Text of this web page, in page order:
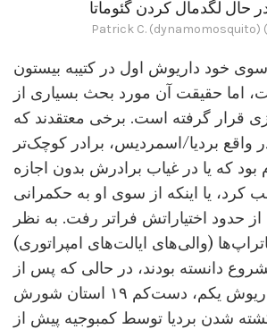
حال لگدمال کردن گئوماتا
Patrick C. (dynamomosquito)
خود داریوش اول در کتیبه بیستون
اما حقیقت آن مورد بحث بسیاری از
قرار گرفته است. برخی معتقدند که
واقع بردیا/اسمردیس، برادر کوچک‌تر
بود که یا در غیاب برادرش بدون اجازه
یا اینکه از سوی او به حکمرانی
حدود اختیاراتش فراتر رفت. به نظر
(والی‌های ایالت‌های امپراتوری)
دانسته بودند، در حالی که پس از
ترور او توسط داریوش یکم، دست‌کم ۱۹ استان شورش
شدن بردیا توسط کمبوجیه پیش از